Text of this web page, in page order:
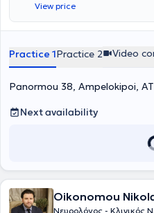
View price
Practice 1Practice 2 Video
Panormou 38, Ampelokipoi,
Next availability
Oikonomou
Νευρολόγος - Κλινικός